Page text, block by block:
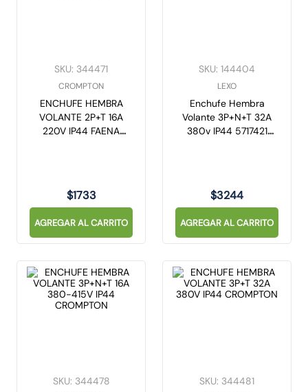
SKU: 344471
CROMPTON
ENCHUFE HEMBRA
VOLANTE 2P+T 16A
220V IP44 FAENA
$1733
AGREGAR AL CARRITO
SKU: 144404
LEXO
Enchufe Hembra
Volante 3P+N+T 32A
380v IP44 5717421
$3244
AGREGAR AL CARRITO
SKU: 344478 SKU: 344481